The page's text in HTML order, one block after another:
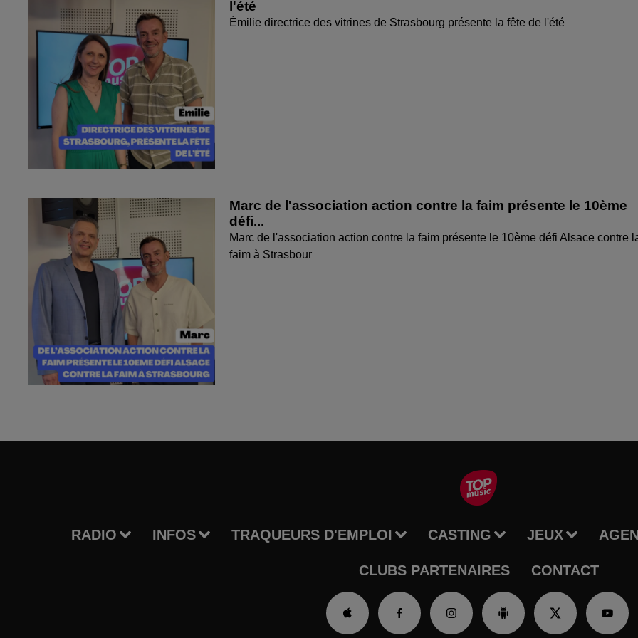
l'été
Émilie directrice des vitrines de Strasbourg présente la fête de l'été
Marc de l'association action contre la faim présente le 10ème
défi...
Marc de l'association action contre la faim présente le 10ème défi Alsace contre
faim à Strasbour
RADIO INFOS TRAQUEURS D'EMPLOI CASTING JEUX
CLUBS PARTENAIRES CONTACT